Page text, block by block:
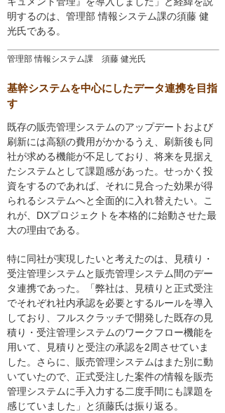
管理部 情報システム課 須藤 健光氏
明するのは、管理部 情報システム課の須藤 健
光氏である。
基幹システムを中心にしたデータ連携を目指
す
既存の販売管理システムのアップデートおよび
刷新には高額の費用がかかるうえ、刷新後も同
社が求める機能が不足しており、将来を見据え
たシステムとして課題感があった。せっかく投
資をするのであれば、それに見合った効果が得
られるシステムへと全面的に入れ替えたい。こ
れが、DXプロジェクトを本格的に始動させた最
大の理由である。
特に同社が実現したいと考えたのは、見積り・
受注管理システムと販売管理システム間のデー
タ連携であった。「弊社は、見積りと正式受注
でそれぞれ社内承認を必要とするルールを導入
しており、フルスクラッチで開発した既存の見
積り・受注管理システムのワークフロー機能を
用いて、見積りと受注の承認を2周させていま
した。さらに、販売管理システムはまた別に動
いていたので、正式受注した案件の情報を販売
管理システムに手入力する二度手間にも課題を
感じていました」と須藤氏は振り返る。